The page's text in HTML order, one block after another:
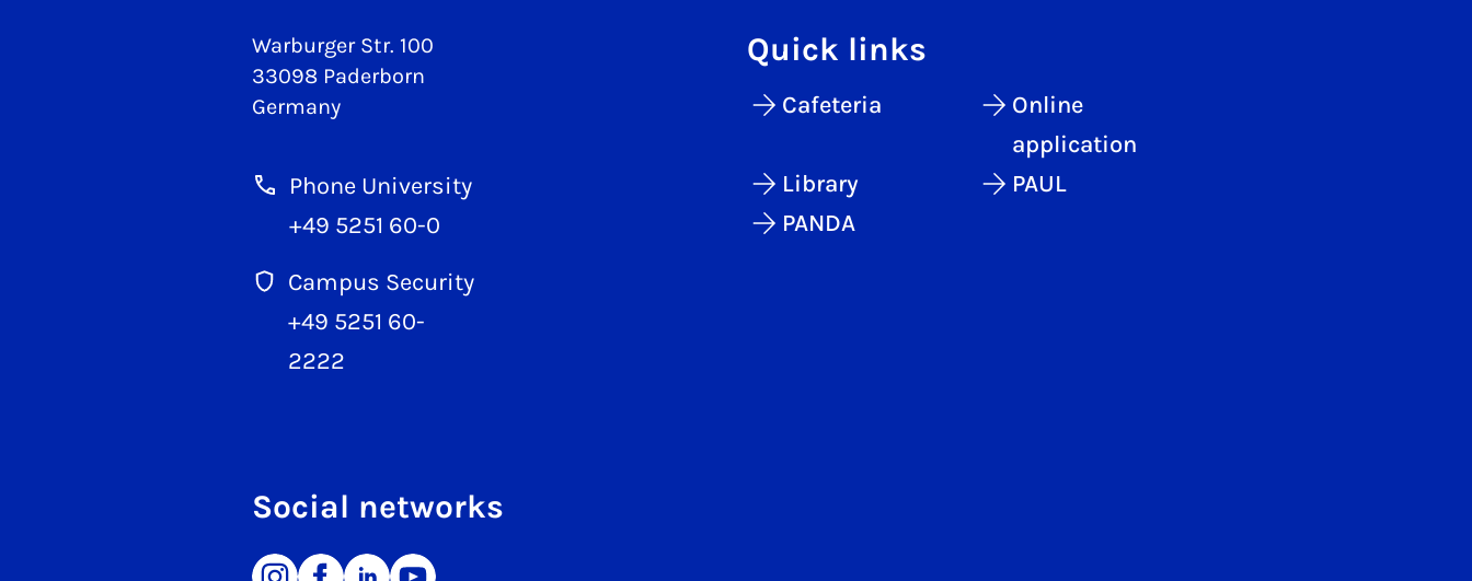
Warburger Str. 100
33098 Paderborn
Germany
Phone University
+49 5251 60-0
Campus Security
+49 5251 60-
2222
Quick links
Cafeteria
Online
application
Library
PAUL
PANDA
Social networks